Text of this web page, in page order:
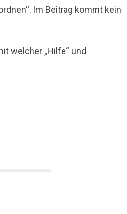
Im Beitrag kommt kein
welcher „Hilfe“ und